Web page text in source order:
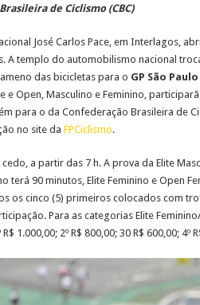
de Ciclismo (CBC)
José Carlos Pace, em Interlagos,
A templo do automobilismo nacional
das bicicletas para o GP São
e Open, Masculino e Feminino,
para o da Confederação Brasileira de
no site da FPCiclismo.
a partir das 7 h. A prova da Elite
terá 90 minutos, Elite Feminino e Open
os cinco (5) primeiros colocados com
Para as categorias Elite
1.000,00; 2º R$ 800,00; 30 R$ 600,00; 4º